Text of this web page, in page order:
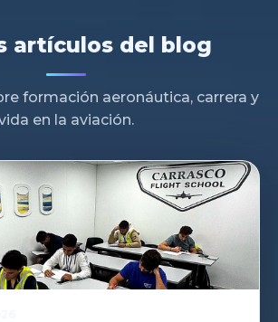
artículos del blog
formación aeronáutica, carrera y
en la aviación.